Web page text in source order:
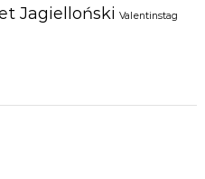
Jagielloński Valentinstag